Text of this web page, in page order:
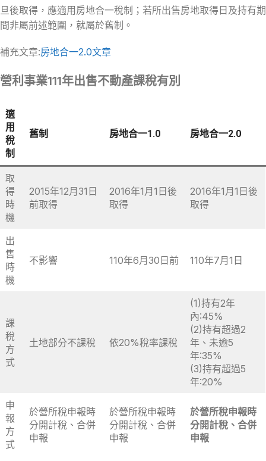
旦後取得，應適用房地合一稅制；若所出售房地取得日及持有期
間非屬前述範圍，就屬於舊制。
補充文章:房地合一2.0文章
營利事業111年出售不動產課稅有別
適
用
稅
制
舊制 房地合一1.0 房地合一2.0
取
得
時
機
2015年12月31日
前取得
2016年1月1日後
取得
2016年1月1日後
取得
出
售
時
機
不影響 110年6月30日前 110年7月1日
課
稅
方
式
土地部分不課稅 依20%稅率課稅
(1)持有2年
內:45%
(2)持有超過2
年、未逾5
年:35%
(3)持有超過5
年:20%
申
報
方
式
於營所稅申報時
分開計稅、合併
申報
於營所稅申報時
分開計稅、合併
申報
於營所稅申報時
分開計稅、合併
申報